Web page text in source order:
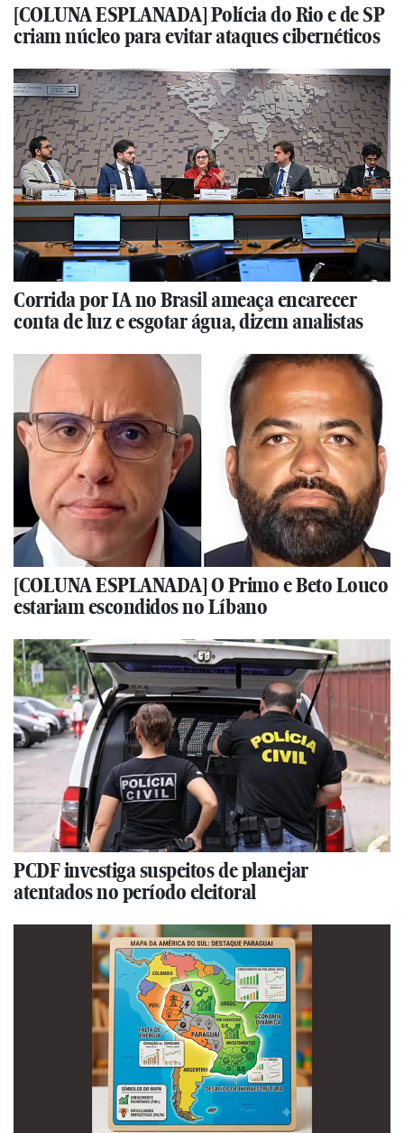
[COLUNA ESPLANADA] Polícia do Rio e de SP
criam núcleo para evitar ataques cibernéticos
Corrida por IA no Brasil ameaça encarecer
conta de luz e esgotar água, dizem analistas
[COLUNA ESPLANADA] O Primo e Beto Louco
estariam escondidos no Líbano
PCDF investiga suspeitos de planejar
atentados no período eleitoral